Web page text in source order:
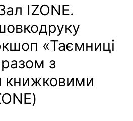
IZONE.
«Таємниці
з